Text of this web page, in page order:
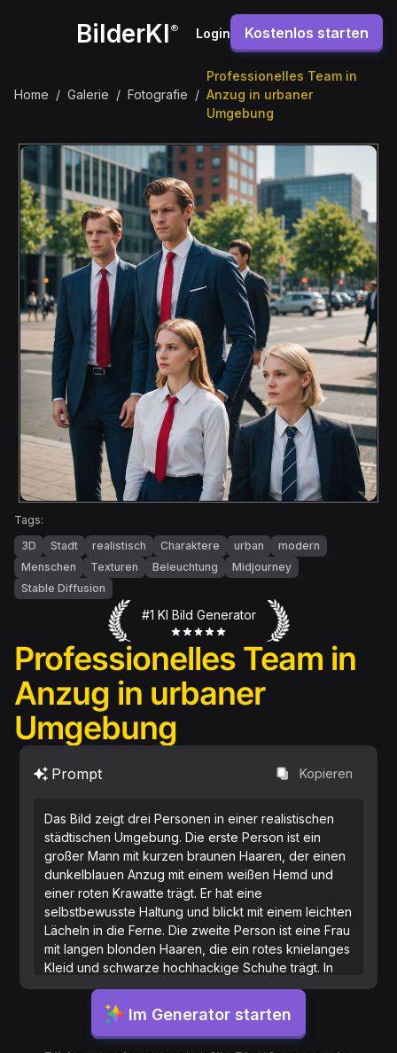
BilderKI® Login Kostenlos starten
Home / Galerie / Fotografie /
Professionelles Team in
Anzug in urbaner
Umgebung
Tags:
3D
Stadt realistisch Charaktere urban
modern
Menschen
Texturen Beleuchtung
Midjourney
Stable Diffusion
#1 KI Bild Generator
Professionelles Team in
Anzug in urbaner
Umgebung
Prompt Kopieren
Das Bild zeigt drei Personen in einer realistischen
städtischen Umgebung. Die erste Person ist ein
großer Mann mit kurzen braunen Haaren, der einen
dunkelblauen Anzug mit einem weißen Hemd und
einer roten Krawatte trägt. Er hat eine
selbstbewusste Haltung und blickt mit einem leichten
Lächeln in die Ferne. Die zweite Person ist eine Frau
mit langen blonden Haaren, die ein rotes knielanges
Kleid und schwarze hochhackige Schuhe trägt. In
ihrer linken Hand hält sie eine schwarze Handtasche
und scheint im Gehen begriffen zu sein. Die dritte
Person ist ein kleinerer Mann mit Brille, der einen
grünen Pullover über einem weißen Hemd und
Im Generator starten